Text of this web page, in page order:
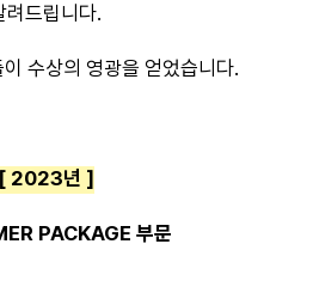
려드립니다.
수상의 영광을 얻었습니다.
[ 2023년 ]
PACKAGE 부문